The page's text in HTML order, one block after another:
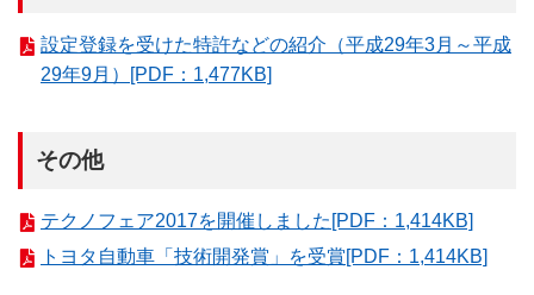
設定登録を受けた特許などの紹介（平成29年3月～平成
29年9月）[PDF：1,477KB]
その他
テクノフェア2017を開催しました[PDF：1,414KB]
トヨタ自動車「技術開発賞」を受賞[PDF：1,414KB]